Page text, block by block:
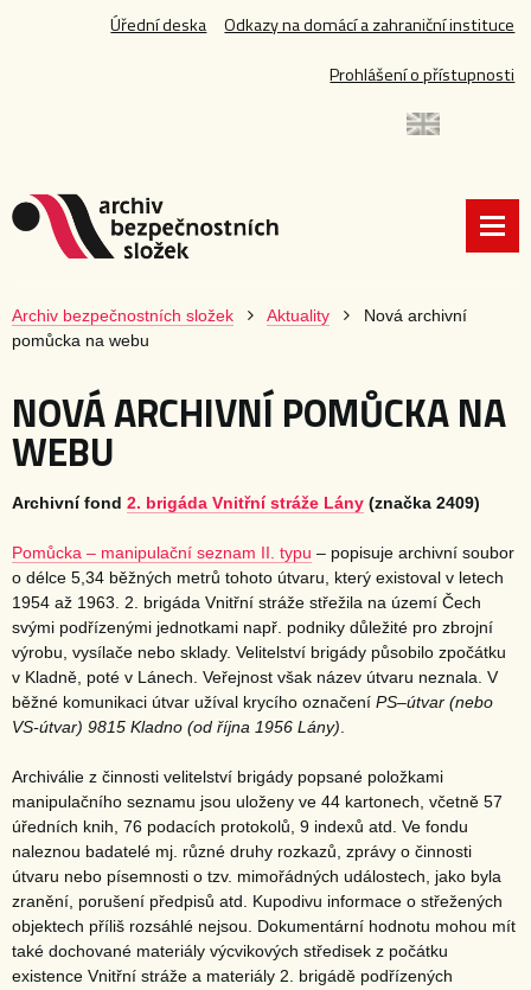
Úřední deska
Odkazy na domácí a zahraniční instituce
Prohlášení o přístupnosti
Archiv bezpečnostních složek Aktuality
Nová archivní
pomůcka na webu
NOVÁ ARCHIVNÍ POMŮCKA NA
WEBU
Archivní fond 2. brigáda Vnitřní stráže Lány(značka 2409)
Pomůcka – manipulační seznam II. typu – popisuje archivní soubor
o délce 5,34 běžných metrů tohoto útvaru, který existoval v letech
1954 až 1963. 2. brigáda Vnitřní stráže střežila na území Čech
svými podřízenými jednotkami např. podniky důležité pro zbrojní
výrobu, vysílače nebo sklady. Velitelství brigády působilo zpočátku
v Kladně, poté v Lánech. Veřejnost však název útvaru neznala. V
běžné komunikaci útvar užíval krycího označeníPS–útvar (nebo
VS-útvar) 9815 Kladno (od října 1956 Lány)
Archiválie z činnosti velitelství brigády popsané položkami
manipulačního seznamu jsou uloženy ve 44 kartonech, včetně 57
úředních knih, 76 podacích protokolů, 9 indexů atd. Ve fondu
naleznou badatelé mj. různé druhy rozkazů, zprávy o činnosti
útvaru nebo písemnosti o tzv. mimořádných událostech, jako byla
zranění, porušení předpisů atd. Kupodivu informace o střežených
objektech příliš rozsáhlé nejsou. Dokumentární hodnotu mohou mít
také dochované materiály výcvikových středisek z počátku
existence Vnitřní stráže a materiály 2. brigádě podřízených